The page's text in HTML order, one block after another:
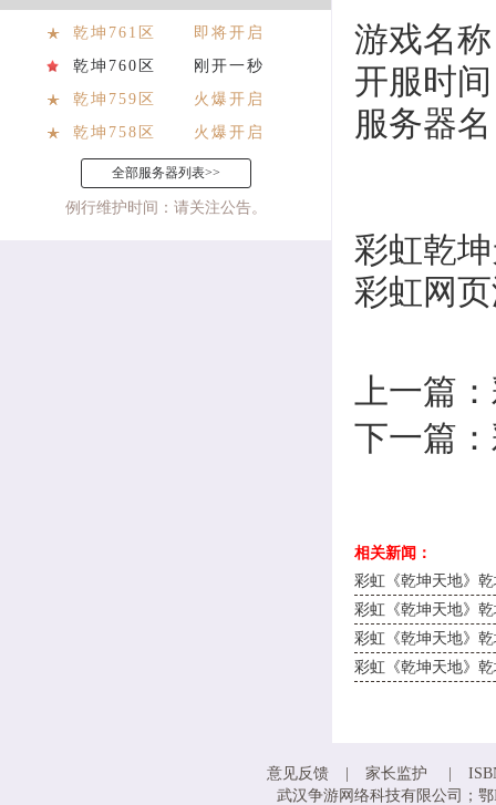
游戏名
开服时
服务器
彩虹乾
彩虹网
上一篇：
下一篇：
相关新闻：
彩虹《乾坤天地》
彩虹《乾坤天地》
彩虹《乾坤天地》
彩虹《乾坤天地》
乾坤761区
即将开启
乾坤760区
刚开一秒
乾坤759区
火爆开启
乾坤758区
火爆开启
全部服务器列表>>
例行维护时间：请关注公告。
意见反馈 家长监护
武汉争游网络科技有限公司；鄂